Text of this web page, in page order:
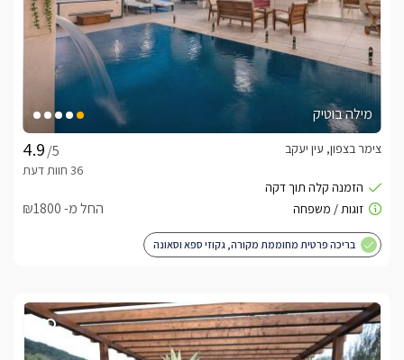
מילה בוטיק
/5
צימר בצפון, עין יעקב
החל מ- ₪1800
בריכה פרטית מחוממת מקורה, גקוזי ספא וסאונה